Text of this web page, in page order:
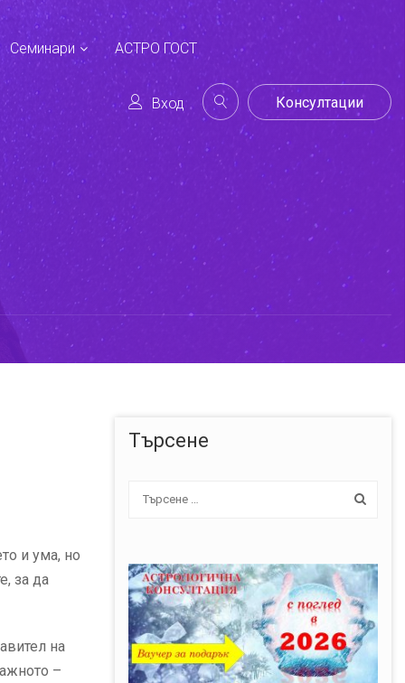
Семинари АСТРО ГОСТ
Вход Консултации
и ума, но
за да
на
–
Търсене